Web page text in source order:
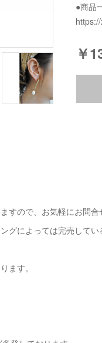
●商品
￥
すので、お気軽にお問合
グによっては完売してい
ます。